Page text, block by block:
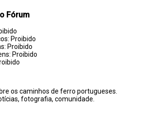
Fórum
Proibido
Proibido
Proibido
os caminhos de ferro portugueses.
fotografia, comunidade.